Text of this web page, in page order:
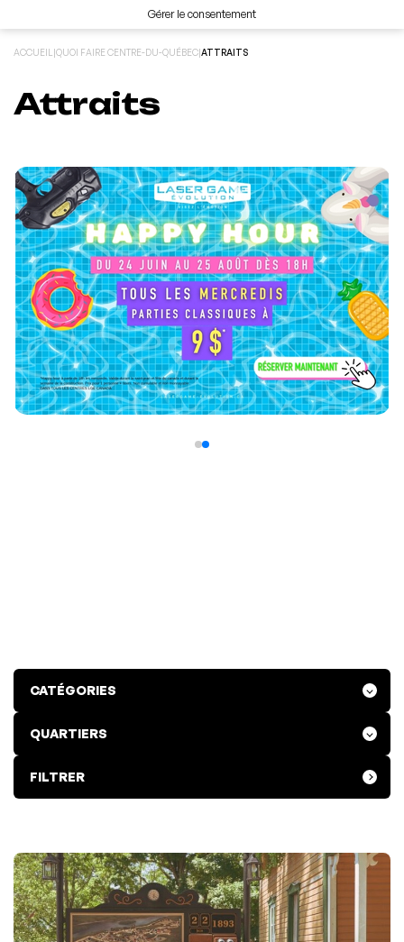
Gérer le consentement
ACCUEIL |QUOI FAIRE CENTRE-DU-QUÉBEC|ATTRAITS
Attraits
FILTRER